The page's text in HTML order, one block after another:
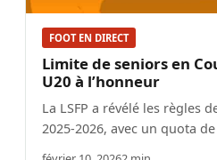
FOOT EN DIRECT
Limite de seniors en
U20 à l’honneur
La LSFP a révélé les règles
2025-2026, avec un quota